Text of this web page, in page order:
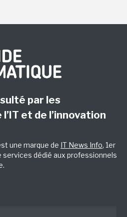
par les
et de l’innovation
une marque de IT News Info, 1er
dédié aux professionnels